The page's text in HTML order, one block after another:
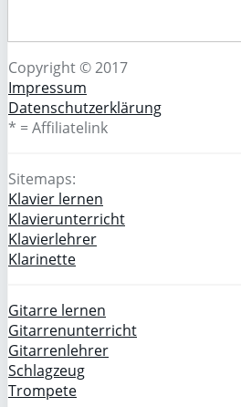
Copyright © 2017
Impressum
Datenschutzerklärung
* = Affiliatelink
Sitemaps:
Klavier lernen
Klavierunterricht
Klavierlehrer
Klarinette
Gitarre lernen
Gitarrenunterricht
Gitarrenlehrer
Schlagzeug
Trompete